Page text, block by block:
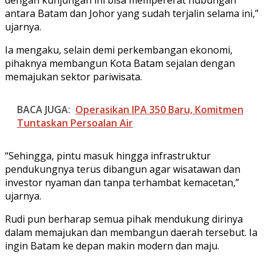
antara Batam dan Johor yang sudah terjalin selama ini,”
ujarnya.
Ia mengaku, selain demi perkembangan ekonomi,
pihaknya membangun Kota Batam sejalan dengan
memajukan sektor pariwisata.
BACA JUGA: Operasikan IPA 350 Baru, Komitmen
Tuntaskan Persoalan Air
“Sehingga, pintu masuk hingga infrastruktur
pendukungnya terus dibangun agar wisatawan dan
investor nyaman dan tanpa terhambat kemacetan,”
ujarnya.
Rudi pun berharap semua pihak mendukung dirinya
dalam memajukan dan membangun daerah tersebut. Ia
ingin Batam ke depan makin modern dan maju.